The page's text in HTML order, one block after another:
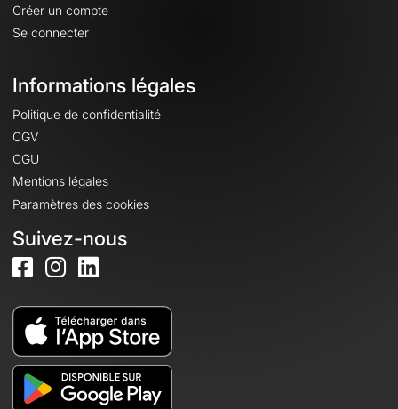
Créer un compte
Se connecter
Informations légales
Politique de confidentialité
CGV
CGU
Mentions légales
Paramètres des cookies
Suivez-nous